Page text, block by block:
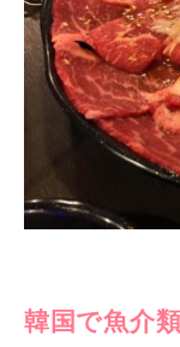
韓国で魚介